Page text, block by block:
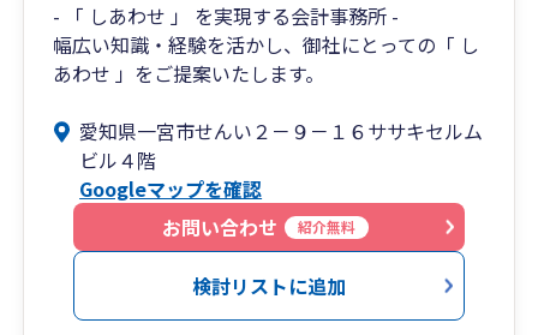
- 「 しあわせ 」 を実現する会計事務所 -
幅広い知識・経験を活かし、御社にとっての「 し
あわせ 」をご提案いたします。
愛知県一宮市せんい２－９－１６ササキセルム
ビル４階
Googleマップを確認
お問い合わせ
紹介無料
検討リストに追加